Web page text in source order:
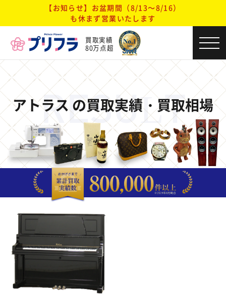
【お知らせ】お盆期間（8/13～8/16）
も休まず営業いたします
買取実績
80万点超
RESULT
アトラス の買取実績・買取相場